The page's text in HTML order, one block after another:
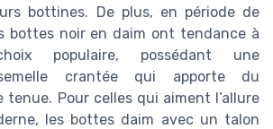
bottines. De plus, en période de
bottes noir en daim ont tendance à
populaire, possédant une
crantée qui apporte du
Pour celles qui aiment l’allure
les bottes daim avec un talon